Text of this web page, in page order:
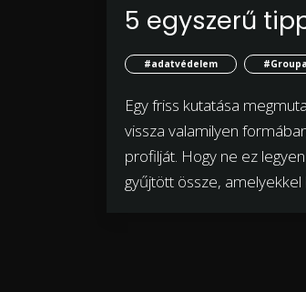
5 egyszerű
#adatvédelem
Egy friss kutatása
vissza valamilyen
profilját. Hogy ne ez
gyűjtött össze,